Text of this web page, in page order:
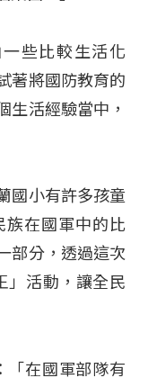
些比較生活化
著將國防教育的
生活經驗當中，
國小有許多孩童
族在國軍中的比
部分，透過這次
」活動，讓全民
「在國軍部隊有